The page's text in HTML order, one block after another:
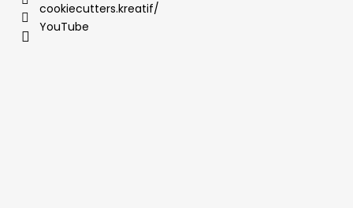
cookiecutters.kreatif/
YouTube